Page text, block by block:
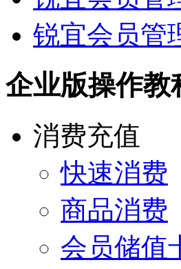
锐宜会员管
企业版操作教
消费充值
快速消费
商品消费
会员储值